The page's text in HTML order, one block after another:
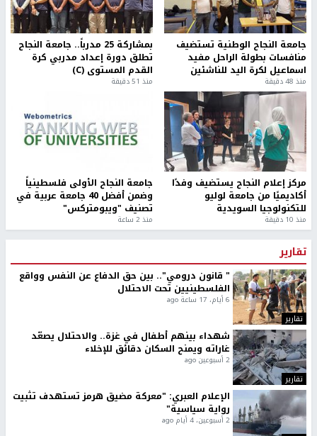
جامعة النجاح الوطنية تستضيف
منافسات بطولة الراحل مفيد
اسماعيل لكرة اليد للناشئين
منذ 48 دقيقة
بمشاركة 25 مدرباً.. جامعة النجاح
تطلق دورة إعداد مدربي كرة
القدم المستوى (C)
منذ 51 دقيقة
مركز إعلام النجاح يستضيف وفدًا
أكاديميًا من جامعة لوليو
للتكنولوجيا السويدية
منذ 10 دقيقة
جامعة النجاح الأولى فلسطينياً
وضمن أفضل 40 جامعة عربية في
تصنيف "ويبومتركس"
منذ 2 ساعة
تقارير
تقارير
" قانون درومي".. بين حق الدفاع عن النفس وواقع
الفلسطينيين تحت الاحتلال
6 أيام، 17 ساعة ago
تقارير
شهداء بينهم أطفال في غزة.. والاحتلال يصعّد
غاراته ويمنح السكان دقائق للإخلاء
2 أسبوعين ago
الإعلام العبري: "معركة مضيق هرمز تستهدف تثبيت
رواية سياسية"
2 أسبوعين، 4 أيام ago